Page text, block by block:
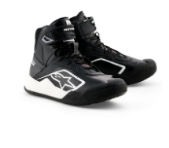
FANOUŠCI
Profil
firmy